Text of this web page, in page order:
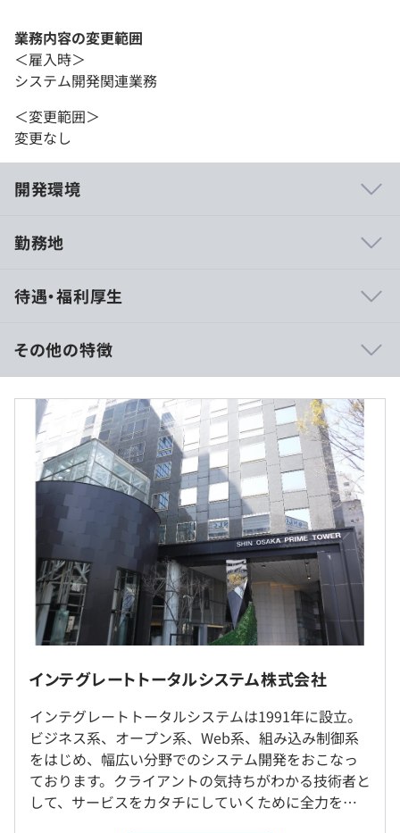
業務内容の変更範囲
＜雇入時＞
システム開発関連業務
＜変更範囲＞
変更なし
開発環境
日々の社員間のコミュニケーション、客先との意思疎通を
す。
・毎日朝夕のミーティングを実施しています（テレワーク
でも必ず実施し、意思疎通をはかっております）
・客先によってはフリーアドレス制、月1回出社など自由
度が高く働けます。基本的にフル出社はありませんので、
通勤の負担を減らし開発に集中できる環境です。
・Androidアプリの社内公募制度があります。
・大手の取引先案件、直請案件、自社開発案件、長期の案
件など幅広いプロジェクトがあります。
【教育制度】
・NECのeラーニングによる外部研修
・新人向け、リーダ向けなどの階層別研修
やビジネススキルを学ぶ研修
・先輩社員に学ぶOJT制度
など
相談の上、ご希望のマシンを支給いたします。
勤務地
※転勤はありません
就業場所の変更範囲
＜雇入時＞
本社、および自宅・ないし常駐先（大阪市内）
＜変更範囲＞
会社の定める場所（テレワークを行う場所を含む）
待遇・福利厚生
月収：25万円以上～35万円以上
※経験・能力を考慮の上、当社規定により決定いたしま
す。
■賃金形態：月給制
■賃金の決定方法：当社規定により決定
■月給：約25万〜35万円
■基本給：約18万～22.5万円
■調整手当：7万～12.5万円
■残業代：全額支給
（※ 想定年収 は年収提示額を保証するものではありません）
9：00〜18：00
休憩時間：12：00〜13：00（60分）
平均残業時間：平均10〜20時間／月
その他の特徴
インテグレートトータルシステム株式会社
インテグレートトータルシステムは1991年に設立。
ビジネス系、オープン系、Web系、組み込み制御系
をはじめ、幅広い分野でのシステム開発をおこなっ
ております。クライアントの気持ちがわかる技術者と
して、サービスをカタチにしていくために全力を注